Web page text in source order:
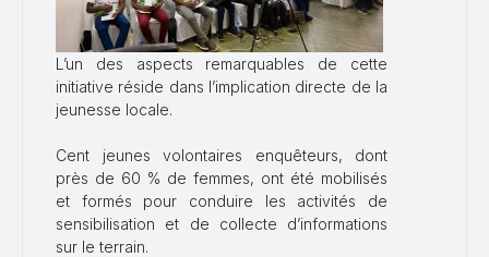
L’un des aspects remarquables de cette
initiative réside dans l’implication directe de la
jeunesse locale.
Cent jeunes volontaires enquêteurs, dont
près de 60 % de femmes, ont été mobilisés
et formés pour conduire les activités de
sensibilisation et de collecte d’informations
sur le terrain.